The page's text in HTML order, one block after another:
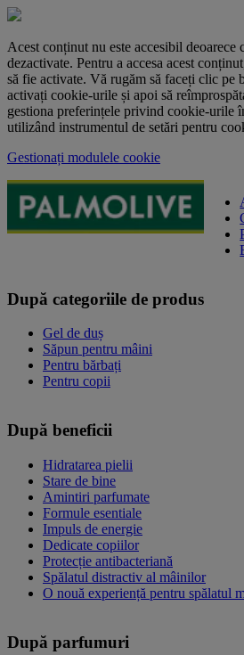
Acest conținut nu este accesibil deoarece
dezactivate. Pentru a accesa acest
să fie activate. Vă rugăm să faceți clic pe
activați cookie-urile și apoi să
gestiona preferințele privind cookie-urile
utilizând instrumentul de setări pentru
Gestionați modulele cookie
După categoriile de produs
Gel de duș
Săpun pentru mâini
Pentru bărbați
Pentru copii
După beneficii
Hidratarea pielii
Stare de bine
Amintiri parfumate
Formule esentiale
Impuls de energie
Dedicate copiilor
Protecție antibacteriană
Spălatul distractiv al mâinilor
O nouă experiență pentru spălatul
După parfumuri